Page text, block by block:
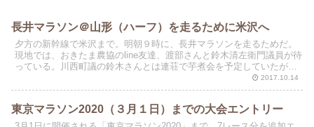
長井マラソン＠山形（ハーフ）を走るために米沢へ
夕方の新幹線で米沢まで。明朝９時に、長井マラソンを走るためだ。
現地では、おきたま農協のline友達、渡部さんと鈴木清左衛門議員が待
っている。川西町議の鈴木さんとは連荘で芋煮会を予定していたが、
2017.10.14
東京マラソン2020（３月１日）までの大会エントリー